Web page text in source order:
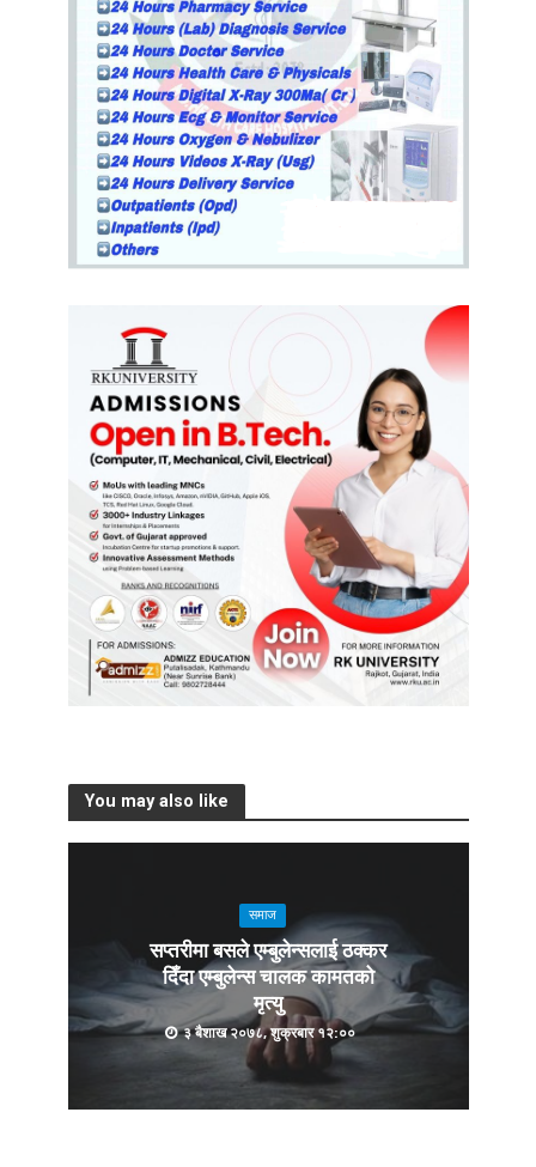
You may also like
समाज
सप्तरीमा बसले एम्बुलेन्सलाई ठक्कर
दिँदा एम्बुलेन्स चालक कामतको
मृत्यु
३ बैशाख २०७८, शुक्रबार १२:००